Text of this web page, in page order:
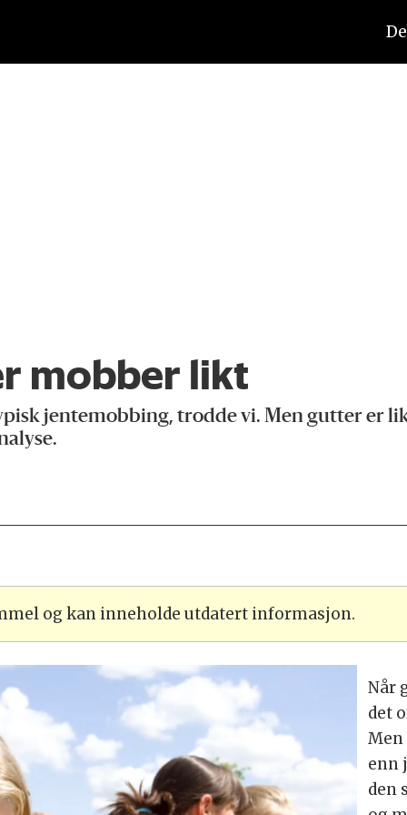
mobber likt
jentemobbing, trodde vi. Men gutter er
og kan inneholde utdatert informasjon.
Når
det
Men
enn
den